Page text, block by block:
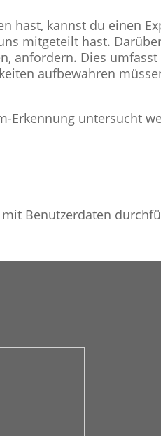
hast, kannst du einen
mitgeteilt hast.
anfordern. Dies
aufbewahren
Erkennung untersucht
Benutzerdaten